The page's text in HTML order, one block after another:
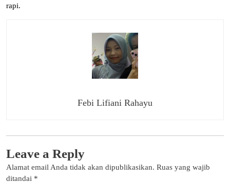
rapi.
Febi Lifiani Rahayu
Leave a Reply
Alamat email Anda tidak akan dipublikasikan. Ruas yang wajib
ditandai *